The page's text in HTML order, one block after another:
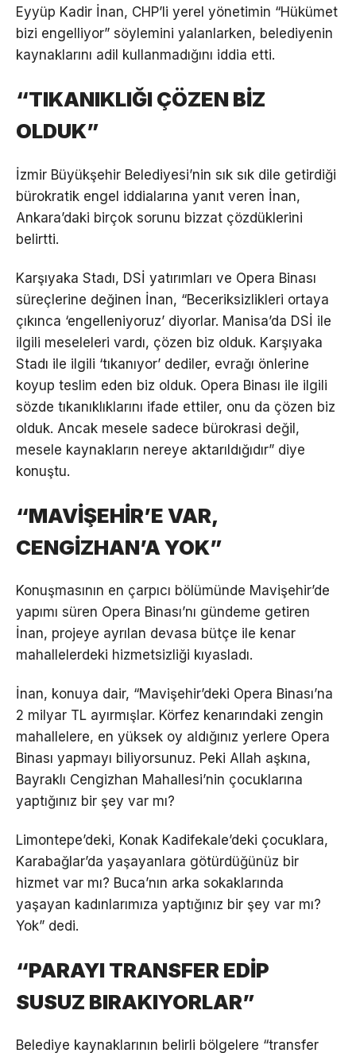
Eyyüp Kadir İnan, CHP’li yerel yönetimin “Hükümet
bizi engelliyor” söylemini yalanlarken, belediyenin
kaynaklarını adil kullanmadığını iddia etti.
“TIKANIKLIĞI ÇÖZEN BİZ
OLDUK”
İzmir Büyükşehir Belediyesi’nin sık sık dile getirdiği
bürokratik engel iddialarına yanıt veren İnan,
Ankara’daki birçok sorunu bizzat çözdüklerini
belirtti.
Karşıyaka Stadı, DSİ yatırımları ve Opera Binası
süreçlerine değinen İnan, “Beceriksizlikleri ortaya
çıkınca ‘engelleniyoruz’ diyorlar. Manisa’da DSİ ile
ilgili meseleleri vardı, çözen biz olduk. Karşıyaka
Stadı ile ilgili ‘tıkanıyor’ dediler, evrağı önlerine
koyup teslim eden biz olduk. Opera Binası ile ilgili
sözde tıkanıklıklarını ifade ettiler, onu da çözen biz
olduk. Ancak mesele sadece bürokrasi değil,
mesele kaynakların nereye aktarıldığıdır” diye
konuştu.
“MAVİŞEHİR’E VAR,
CENGİZHAN’A YOK”
Konuşmasının en çarpıcı bölümünde Mavişehir’de
yapımı süren Opera Binası’nı gündeme getiren
İnan, projeye ayrılan devasa bütçe ile kenar
mahallelerdeki hizmetsizliği kıyasladı.
İnan, konuya dair, “Mavişehir’deki Opera Binası’na
2 milyar TL ayırmışlar. Körfez kenarındaki zengin
mahallelere, en yüksek oy aldığınız yerlere Opera
Binası yapmayı biliyorsunuz. Peki Allah aşkına,
Bayraklı Cengizhan Mahallesi’nin çocuklarına
yaptığınız bir şey var mı?
Limontepe’deki, Konak Kadifekale’deki çocuklara,
Karabağlar’da yaşayanlara götürdüğünüz bir
hizmet var mı? Buca’nın arka sokaklarında
yaşayan kadınlarımıza yaptığınız bir şey var mı?
Yok” dedi.
“PARAYI TRANSFER EDİP
SUSUZ BIRAKIYORLAR”
Belediye kaynaklarının belirli bölgelere “transfer